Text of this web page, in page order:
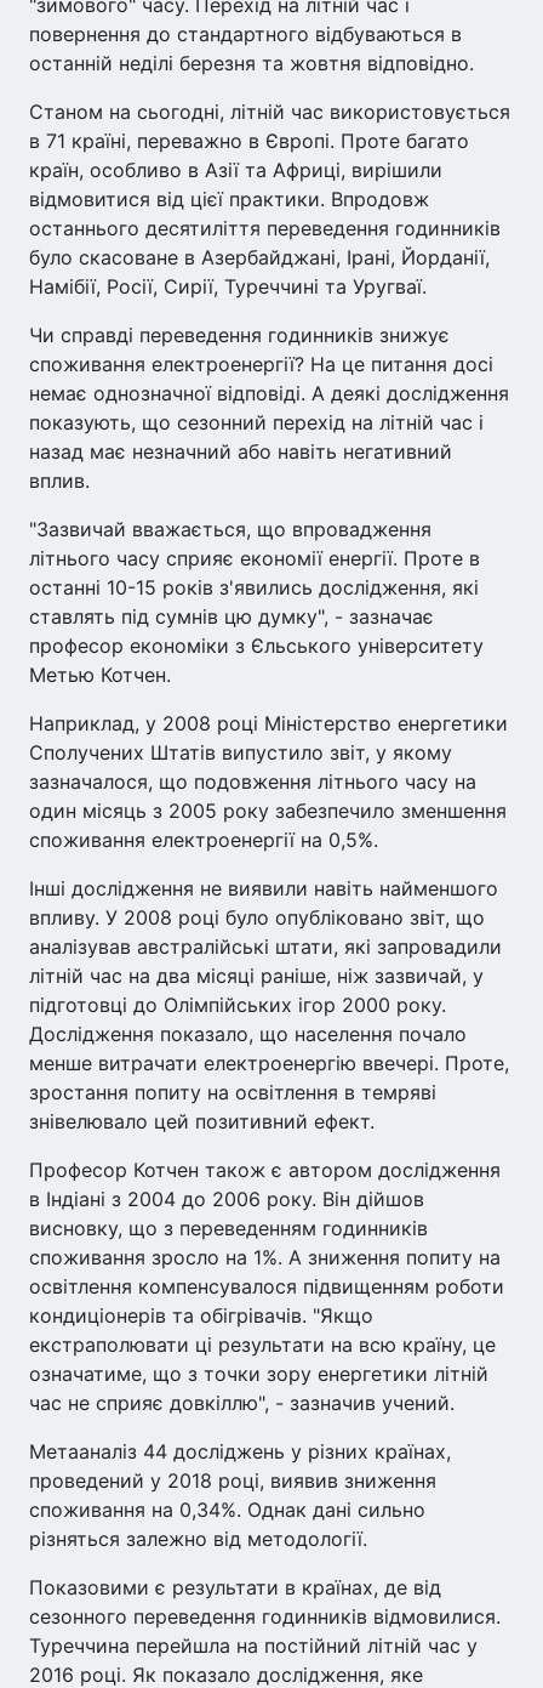
повернення до стандартного відбуваються в
останній неділі березня та жовтня відповідно.
Станом на сьогодні, літній час використовується
в 71 країні, переважно в Європі. Проте багато
країн, особливо в Азії та Африці, вирішили
відмовитися від цієї практики. Впродовж
останнього десятиліття переведення годинників
було скасоване в Азербайджані, Ірані, Йорданії,
Намібії, Росії, Сирії, Туреччині та Уругваї.
Чи справді переведення годинників знижує
споживання електроенергії? На це питання досі
немає однозначної відповіді. А деякі дослідження
показують, що сезонний перехід на літній час і
назад має незначний або навіть негативний
вплив.
"Зазвичай вважається, що впровадження
літнього часу сприяє економії енергії. Проте в
останні 10-15 років з'явились дослідження, які
ставлять під сумнів цю думку", - зазначає
професор економіки з Єльського університету
Метью Котчен.
Наприклад, у 2008 році Міністерство енергетики
Сполучених Штатів випустило звіт, у якому
зазначалося, що подовження літнього часу на
один місяць з 2005 року забезпечило зменшення
споживання електроенергії на 0,5%.
Інші дослідження не виявили навіть найменшого
впливу. У 2008 році було опубліковано звіт, що
аналізував австралійські штати, які запровадили
літній час на два місяці раніше, ніж зазвичай, у
підготовці до Олімпійських ігор 2000 року.
Дослідження показало, що населення почало
менше витрачати електроенергію ввечері. Проте,
зростання попиту на освітлення в темряві
знівелювало цей позитивний ефект.
Професор Котчен також є автором дослідження
в Індіані з 2004 до 2006 року. Він дійшов
висновку, що з переведенням годинників
споживання зросло на 1%. А зниження попиту на
освітлення компенсувалося підвищенням роботи
кондиціонерів та обігрівачів. "Якщо
екстраполювати ці результати на всю країну, це
означатиме, що з точки зору енергетики літній
час не сприяє довкіллю", - зазначив учений.
Метааналіз 44 досліджень у різних країнах,
проведений у 2018 році, виявив зниження
споживання на 0,34%. Однак дані сильно
різняться залежно від методології.
Показовими є результати в країнах, де від
сезонного переведення годинників відмовилися.
Туреччина перейшла на постійний літній час у
2016 році. Як показало дослідження, яке